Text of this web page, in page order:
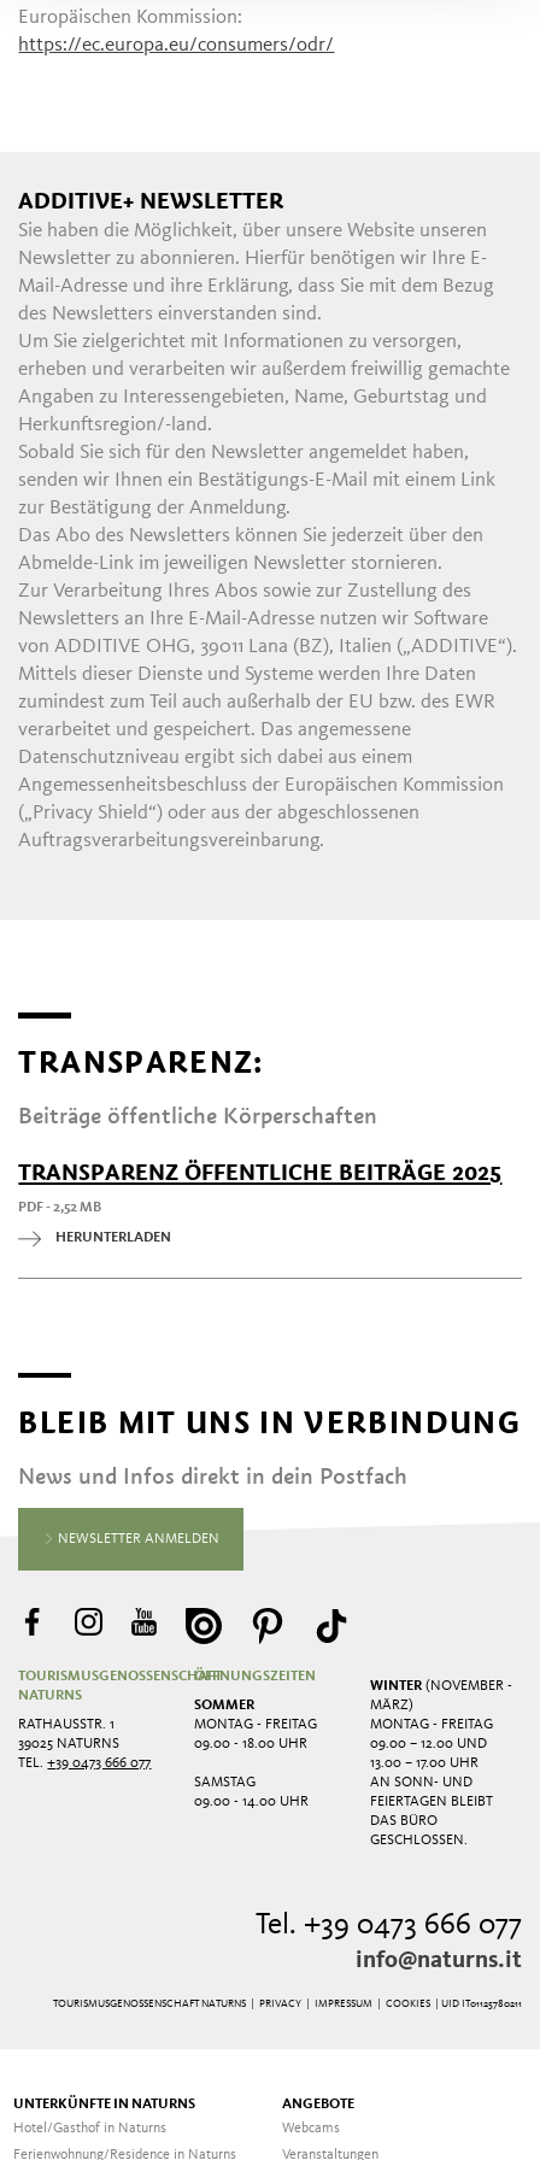
Europäischen Kommission:
https://ec.europa.eu/consumers/odr/
ADDITIVE+ NEWSLETTER
Sie haben die Möglichkeit, über unsere Website unseren
Newsletter zu abonnieren. Hierfür benötigen wir Ihre E-
Mail-Adresse und ihre Erklärung, dass Sie mit dem Bezug
des Newsletters einverstanden sind.
Um Sie zielgerichtet mit Informationen zu versorgen,
erheben und verarbeiten wir außerdem freiwillig gemachte
Angaben zu Interessengebieten, Name, Geburtstag und
Herkunftsregion/-land.
Sobald Sie sich für den Newsletter angemeldet haben,
senden wir Ihnen ein Bestätigungs-E-Mail mit einem Link
zur Bestätigung der Anmeldung.
Das Abo des Newsletters können Sie jederzeit über den
Abmelde-Link im jeweiligen Newsletter stornieren.
Zur Verarbeitung Ihres Abos sowie zur Zustellung des
Newsletters an Ihre E-Mail-Adresse nutzen wir Software
von ADDITIVE OHG, 39011 Lana (BZ), Italien („ADDITIVE“).
Mittels dieser Dienste und Systeme werden Ihre Daten
zumindest zum Teil auch außerhalb der EU bzw. des EWR
verarbeitet und gespeichert. Das angemessene
Datenschutzniveau ergibt sich dabei aus einem
Angemessenheitsbeschluss der Europäischen Kommission
(„Privacy Shield“) oder aus der abgeschlossenen
Auftragsverarbeitungsvereinbarung.
TRANSPARENZ:
Beiträge öffentliche Körperschaften
TRANSPARENZ ÖFFENTLICHE BEITRÄGE 2025
PDF - 2,52 MB
HERUNTERLADEN
BLEIB MIT UNS IN VERBINDUNG
News und Infos direkt in dein Postfach
NEWSLETTER ANMELDEN
TOURISMUSGENOSSENSCHAFT
NATURNS
RATHAUSSTR. 1
39025 NATURNS
TEL.+39 0473 666 077
ÖFFNUNGSZEITEN
SOMMER
MONTAG - FREITAG
09.00 - 18.00 UHR
SAMSTAG
09.00 - 14.00 UHR
WINTER(NOVEMBER -
MÄRZ)
MONTAG - FREITAG
09.00 – 12.00 UND
13.00 – 17.00 UHR
AN SONN- UND
FEIERTAGEN BLEIBT
DAS BÜRO
GESCHLOSSEN.
Tel. +39 0473 666 077
info@naturns.it
TOURISMUSGENOSSENSCHAFT NATURNS | PRIVACY| IMPRESSUM| COOKIES | UID IT01125780211
UNTERKÜNFTE IN NATURNS
Hotel/Gasthof in Naturns
Ferienwohnung/Residence in Naturns
ANGEBOTE
Webcams
Veranstaltungen